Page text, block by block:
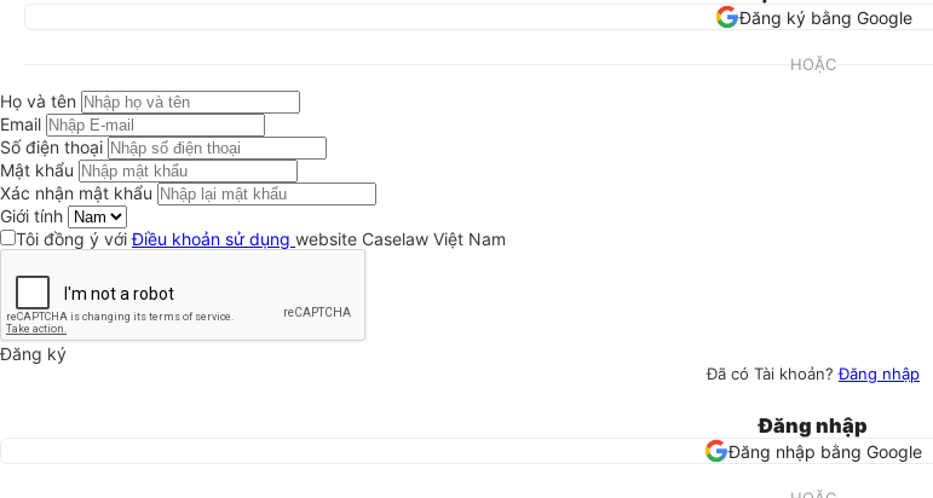
Đăng ký bằng Google
HOẶC
Họ và tên
Email
Số điện thoại
Mật khẩu
Xác nhận mật khẩu
Giới tính
Tôi đồng ý vớiĐiều khoản sử dụng website Caselaw Việt Nam
Đăng ký
Đã có Tài khoản?Đăng nhập
Đăng nhập
Đăng nhập bằng Google